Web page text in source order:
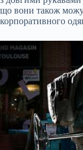
що вони також
корпоративного